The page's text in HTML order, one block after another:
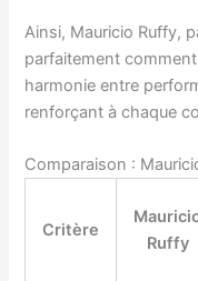
Ainsi, Mauricio Ruffy,
parfaitement
harmonie entre
renforçant à chaque
Comparaison :
Tableau
Critère
Ruffy